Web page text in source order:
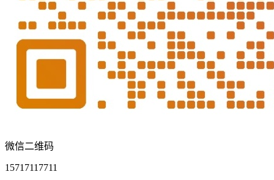
微信二维码
15717117711